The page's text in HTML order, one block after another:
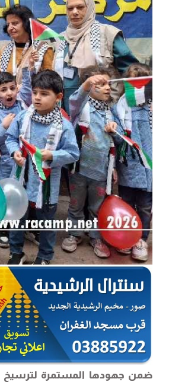
ضمن جهودها المستمرة لترسيخ